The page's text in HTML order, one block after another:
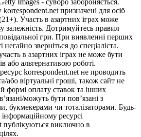
призначені для осіб
Участь в азартних іграх може
залежність. Дотримуйтесь правил
гри. При виявленні перших
негайно зверніться до спеціаліста.
в азартних іграх не може бути
або альтернативою роботі.
korrespondent.net не проводить
або віртуальні гроші, також сайт не
формі оплату ставок та інших
можуть бути пов’язані з
букмекерами чи тоталізаторами. Будь-
інформаційному ресурсі
публікуються виключно в